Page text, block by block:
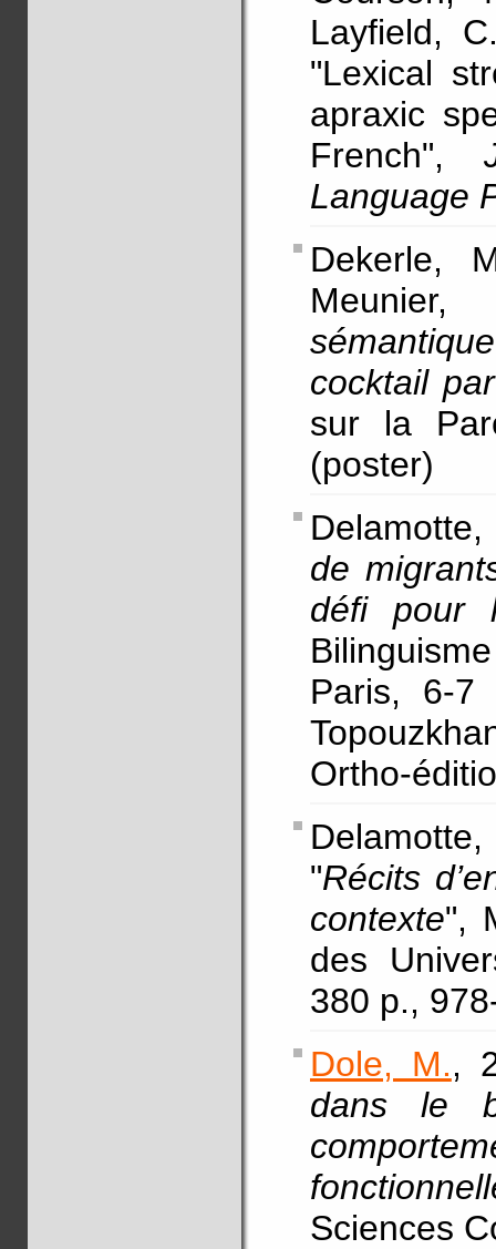
Layfield,
"Lexical
apraxic
French",
Language
Dekerle,
cocktail
sur la
(poster)
de
défi pour
Paris, 6-7
Ortho-
"Récits
contexte",
des
380 p.,
Dole, M.,
dans le
Sciences